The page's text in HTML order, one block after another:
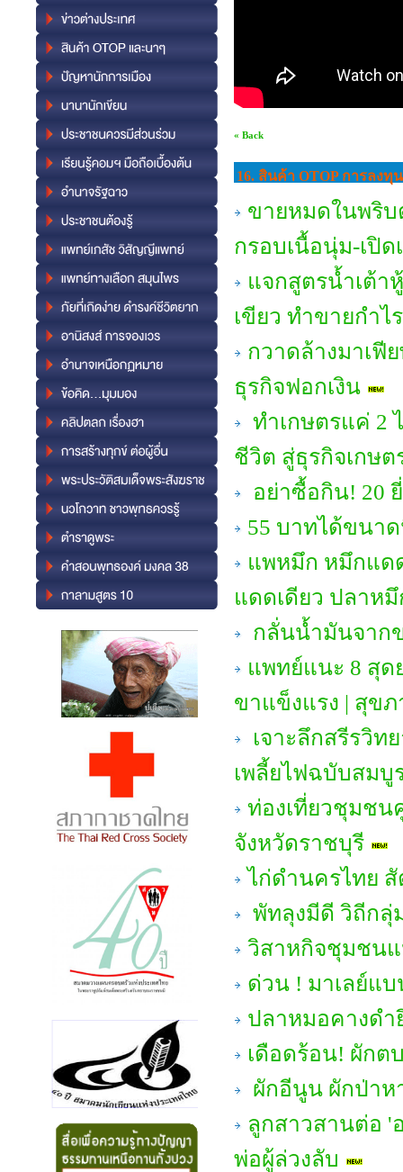
« Back
16. สินค้า OTOP การลง
ขายหมดในพริบ
กรอบเนื้อนุ่ม-เปิ
แจกสูตรน้ำเต้า
เขียว ทำขายกำไ
กวาดล้างมาเฟี
ธุรกิจฟอกเงิน
ทำเกษตรแค่ 2
ชีวิต สู่ธุรกิจเกษต
อย่าซื้อกิน! 20
55 บาทได้ขนา
แพหมึก หมึกแด
แดดเดียว ปลาหมึ
กลั่นน้ำมันจาก
แพทย์แนะ 8 สุด
ขาแข็งแรง | สุขภ
เจาะลึกสรีรวิ
เพลี้ยไฟฉบับสม
ท่องเที่ยวชุมชน
จังหวัดราชบุรี
ไก่ดำนครไทย
พัทลุงมีดี วิถีกลุ่
วิสาหกิจชุมชนแ
ด่วน ! มาเลย์แ
ปลาหมอคางดำ
เดือดร้อน! ผักต
ผักอีนูน ผักป่าห
ลูกสาวสานต่อ '
พ่อผู้ล่วงลับ